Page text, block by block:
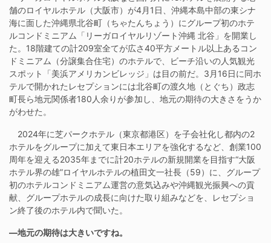
舗のロイヤルホテル（大阪市）が4月1日、沖縄本島中部の東シナ
海に面した沖縄県北谷町（ちゃたんちょう）にグループ初のホテ
ルコンドミニアム「リーガロイヤルリゾート沖縄 北谷」を開業し
た。18階建ての計209室全てが広さ40平方メートル以上あるコン
ドミニアム（分譲集合住宅）のホテルで、ビーチ沿いの人気観光
スポット「美浜アメリカンビレッジ」は目の前だ。3月16日に同ホ
テルで開かれたレセプションには北谷町の渡久地（とぐち）政志
町長ら地元関係者180人余りが参加し、地元の期待の大きさをうか
がわせた。
2024年に芝パークホテル（東京都港区）を子会社化し都内の2
ホテルをグループに加えて東日本エリアを強化するなど、創業100
周年を迎える2035年までに計20ホテルの新規開業を目指す“大阪
ホテル界の雄”ロイヤルホテルの植田文一社長（59）に、グループ
初のホテルコンドミニアム運営の意気込みや沖縄観光振興への貢
献、グループホテルの成長に向けた取り組みなどを、レセプショ
ン終了後のホテル内で聞いた。
―地元の期待は大きいですね。